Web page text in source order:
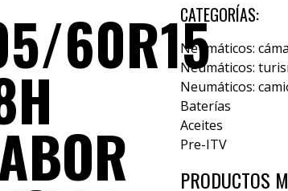
60R15CATEGORÍAS:
Neumáticos:
Neumáticos:
Neumáticos:
Baterías
Aceites
Pre-ITV
PRODUCTOS